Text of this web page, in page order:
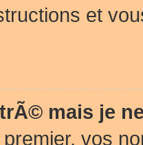
et
mais je
vos